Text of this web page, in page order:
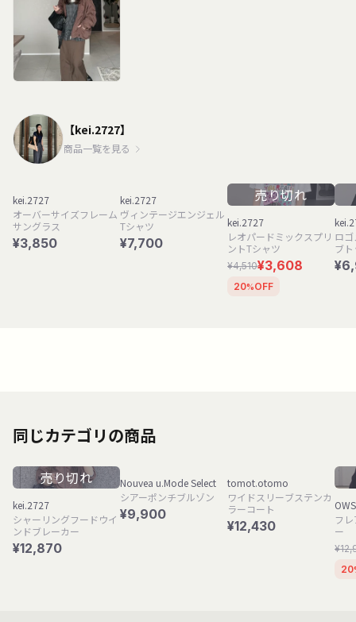
【kei.2727】
商品一覧を見る
kei.2727
オーバーサイズフレーム
サングラス
¥3,850
kei.2727
ヴィンテージエンジェル
Tシャツ
¥7,700
売り切れ
kei.2727
レオパードミックスプリ
ントTシャツ
¥4,510¥3,608
20%OFF
ロ
ブ
同じカテゴリの商品
売り切れ
kei.2727
シャーリングフードウイ
ンドブレーカー
¥12,870
Nouvea u.Mode Select
シアーポンチブルゾン
¥9,900
tomot.otomo
ワイドスリーブステンカ
ラーコート
¥12,430
フ
ー
20